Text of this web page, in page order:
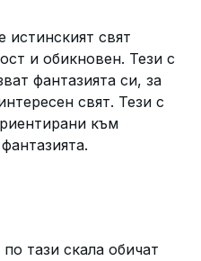
истинският свят
и обикновен. Тези с
фантазията си, за
свят. Тези с
към
тази скала обичат